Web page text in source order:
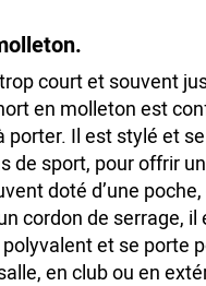
court et souvent
en molleton est
porter. Il est stylé et
de sport, pour offrir
doté d’une poche,
cordon de serrage,
et se porte
en club ou en